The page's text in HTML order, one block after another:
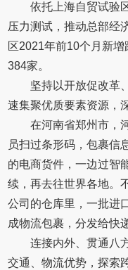
依托上海自贸试验
压力测试，推动总部经
区2021年前10个月新
384家。
坚持以开放促改革
速集聚优质要素资源，
在河南省郑州市，
员扫过条形码，包裹信
的电商货件，一边过智
续，再去往世界各地。
公司的仓库里，一批进
成物流包裹，分发给快
连接内外、贯通八
交通、物流优势，探索